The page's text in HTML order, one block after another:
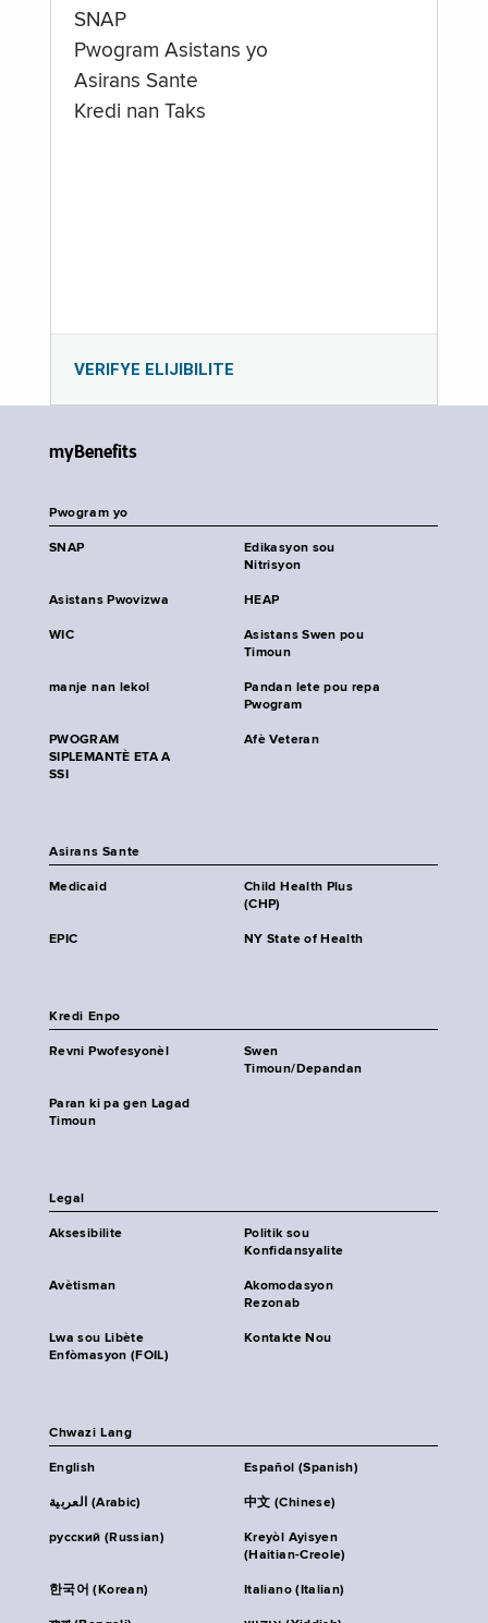
SNAP
Pwogram Asistans yo
Asirans Sante
Kredi nan Taks
VERIFYE ELIJIBILITE
myBenefits
Pwogram yo
SNAP
Edikasyon sou
Nitrisyon
Asistans Pwovizwa HEAP
WIC
Asistans Swen pou
Timoun
manje nan lekol
Pandan lete pou repa
Pwogram
PWOGRAM
SIPLEMANTÈ ETA A
SSI
Afè Veteran
Asirans Sante
Medicaid
Child Health Plus
(CHP)
EPIC NY State of Health
Kredi Enpo
Revni Pwofesyonèl
Swen
Timoun/Depandan
Paran ki pa gen Lagad
Timoun
Legal
Aksesibilite
Politik sou
Konfidansyalite
Avètisman
Akomodasyon
Rezonab
Lwa sou Libète
Enfòmasyon (FOIL)
Kontakte Nou
Chwazi Lang
English Español (Spanish)
العربية (Arabic) 中文 (Chinese)
русский (Russian)
Kreyòl Ayisyen
(Haitian-Creole)
한국어 (Korean) Italiano (Italian)